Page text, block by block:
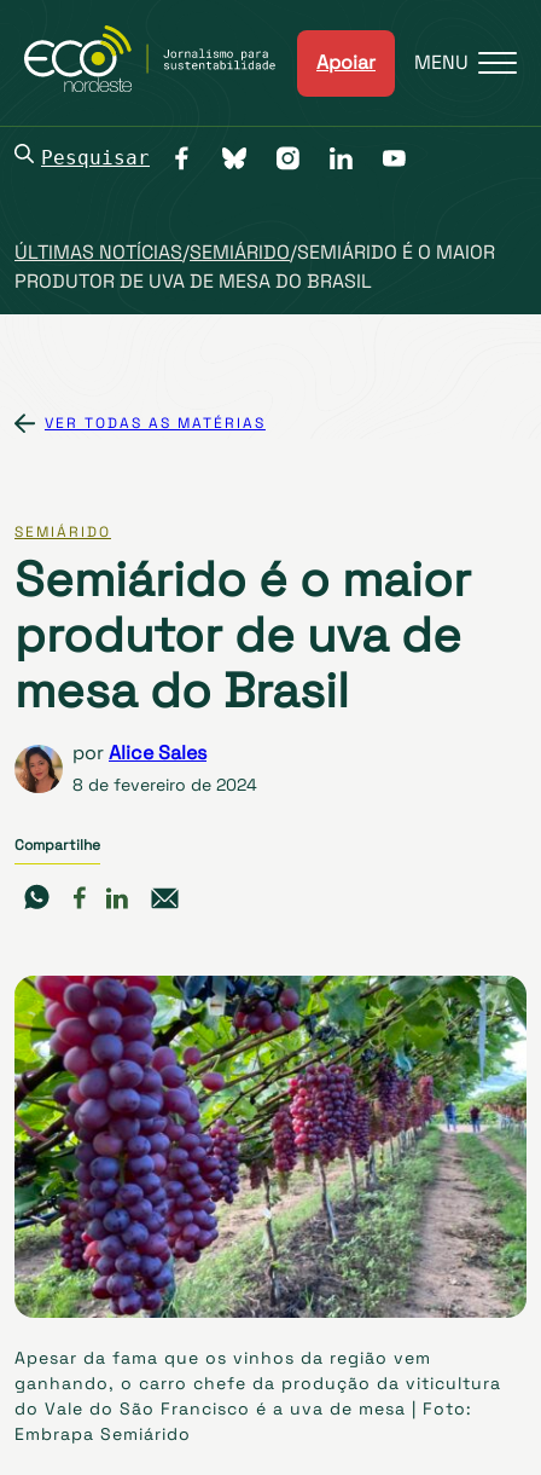
Apoiar MENU
Pesquisar
ÚLTIMAS NOTÍCIAS/SEMIÁRIDO/SEMIÁRIDO É O MAIOR
PRODUTOR DE UVA DE MESA DO BRASIL
VER TODAS AS MATÉRIAS
SEMIÁRIDO
Semiárido é o maior
produtor de uva de
mesa do Brasil
porAlice Sales
8 de fevereiro de 2024
Compartilhe
Apesar da fama que os vinhos da região vem
ganhando, o carro chefe da produção da viticultura
do Vale do São Francisco é a uva de mesa | Foto:
Embrapa Semiárido